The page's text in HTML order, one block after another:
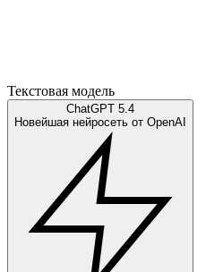
Текстовая модель
ChatGPT 5.4
Новейшая нейросеть от OpenAI